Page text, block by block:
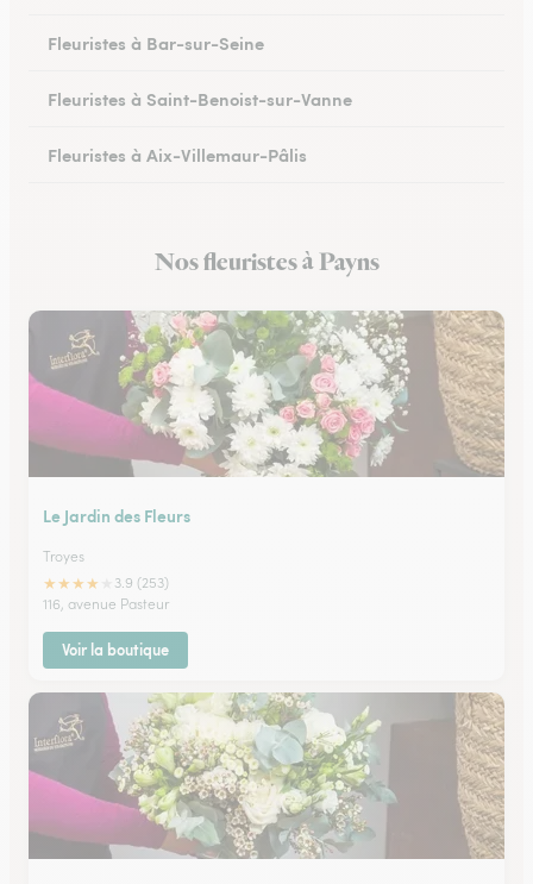
Fleuristes à Bar-sur-Seine
Fleuristes à Saint-Benoist-sur-Vanne
Fleuristes à Aix-Villemaur-Pâlis
Nos fleuristes à Payns
Le Jardin des Fleurs
Troyes
★★★★
3.9 (253)
116, avenue Pasteur
Voir la boutique